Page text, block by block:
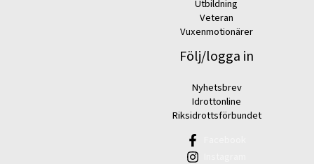
Utbildning
Veteran
Vuxenmotionärer
Följ/logga in
Nyhetsbrev
Idrottonline
Riksidrottsförbundet